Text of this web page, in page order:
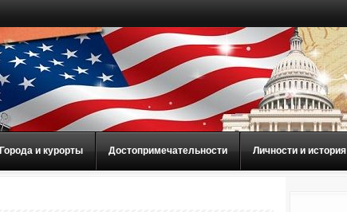
Города и курорты Достопримечательности Личности и история